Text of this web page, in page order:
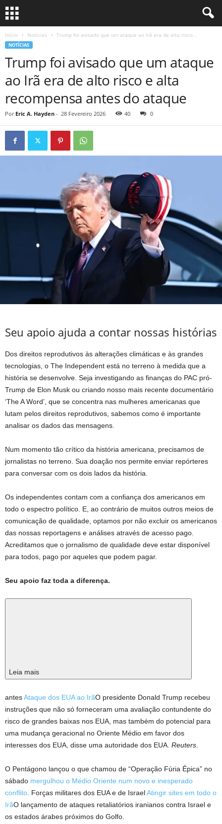
Início Notícias Trump foi avisado que um ataque ao Irã era de alto risco...
NOTÍCIAS
Trump foi avisado que um ataque
ao Irã era de alto risco e alta
recompensa antes do ataque
Por Eric A. Hayden - 28 Fevereiro 2026 40 0
Seu apoio ajuda a contar nossas histórias
Dos direitos reprodutivos às alterações climáticas e às grandes
tecnologias, o The Independent está no terreno à medida que a
história se desenvolve. Seja investigando as finanças do PAC pró-
Trump de Elon Musk ou criando nosso mais recente documentário
‘The A Word’, que se concentra nas mulheres americanas que
lutam pelos direitos reprodutivos, sabemos como é importante
analisar os dados das mensagens.
Num momento tão crítico da história americana, precisamos de
jornalistas no terreno. Sua doação nos permite enviar repórteres
para conversar com os dois lados da história.
Os independentes contam com a confiança dos americanos em
todo o espectro político. E, ao contrário de muitos outros meios de
comunicação de qualidade, optamos por não excluir os americanos
das nossas reportagens e análises através de acesso pago.
Acreditamos que o jornalismo de qualidade deve estar disponível
para todos, pago por aqueles que podem pagar.
Seu apoio faz toda a diferença.
Leia mais
antesAtaque dos EUA ao IrãO presidente Donald Trump recebeu
instruções que não só forneceram uma avaliação contundente do
risco de grandes baixas nos EUA, mas também do potencial para
uma mudança geracional no Oriente Médio em favor dos
interesses dos EUA, disse uma autoridade dos EUA. Reuters
O Pentágono lançou o que chamou de “Operação Fúria Épica” no
sábado mergulhou o Médio Oriente num novo e inesperado
conflito . Forças militares dos EUA e de IsraelAtingir sites em todo o
IrãO lançamento de ataques retaliatórios iranianos contra Israel e
os estados árabes próximos do Golfo.